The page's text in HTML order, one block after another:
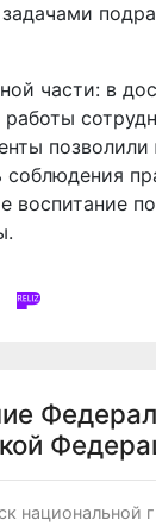
части: в
воспитание
национальной